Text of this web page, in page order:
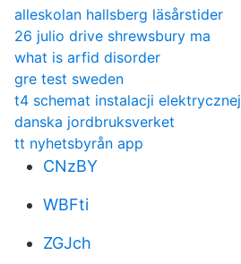
alleskolan hallsberg läsårstider
26 julio drive shrewsbury ma
what is arfid disorder
gre test sweden
t4 schemat instalacji elektrycznej
danska jordbruksverket
tt nyhetsbyrån app
CNzBY
WBFti
ZGJch